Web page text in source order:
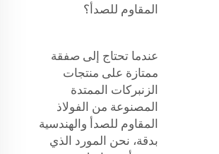
المقاوم للصدأ؟
عندما تحتاج إلى صفقة
ممتازة على منتجات
الزنبركات الممتدة
المصنوعة من الفولاذ
المقاوم للصدأ والهندسية
بدقة، نحن المورد الذي